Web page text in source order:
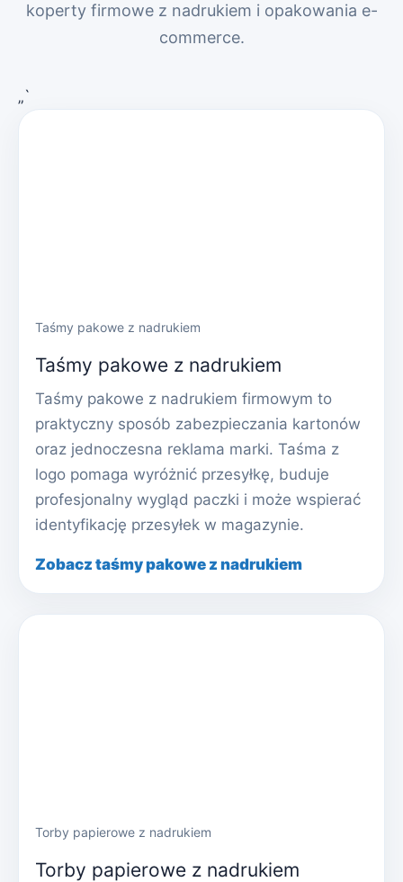
koperty firmowe z nadrukiem i opakowania e-
commerce.
„`
Taśmy pakowe z nadrukiem
Taśmy pakowe z nadrukiem
Taśmy pakowe z nadrukiem firmowym to
praktyczny sposób zabezpieczania kartonów
oraz jednoczesna reklama marki. Taśma z
logo pomaga wyróżnić przesyłkę, buduje
profesjonalny wygląd paczki i może wspierać
identyfikację przesyłek w magazynie.
Zobacz taśmy pakowe z nadrukiem
Torby papierowe z nadrukiem
Torby papierowe z nadrukiem